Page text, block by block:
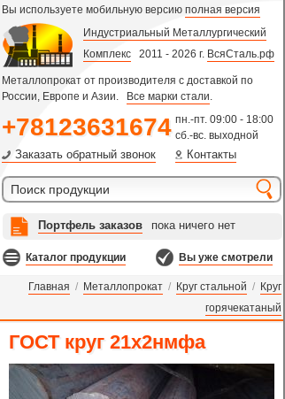
Вы используете мобильную версию полная версия
Индустриальный Металлургический
Комплекс 2011 - 2026 г. ВсяСталь.рф
Металлопрокат от производителя с доставкой по
России, Европе и Азии.
Все марки стали.
+78123631674 пн.-пт. 09:00 - 18:00
сб.-вс. выходной
Заказать обратный звонок Контакты
Портфель заказов пока ничего нет
Каталог продукции Вы уже смотрели
Главная / Металлопрокат / Круг стальной / Круг
горячекатаный
ГОСТ круг 21х2нмфа